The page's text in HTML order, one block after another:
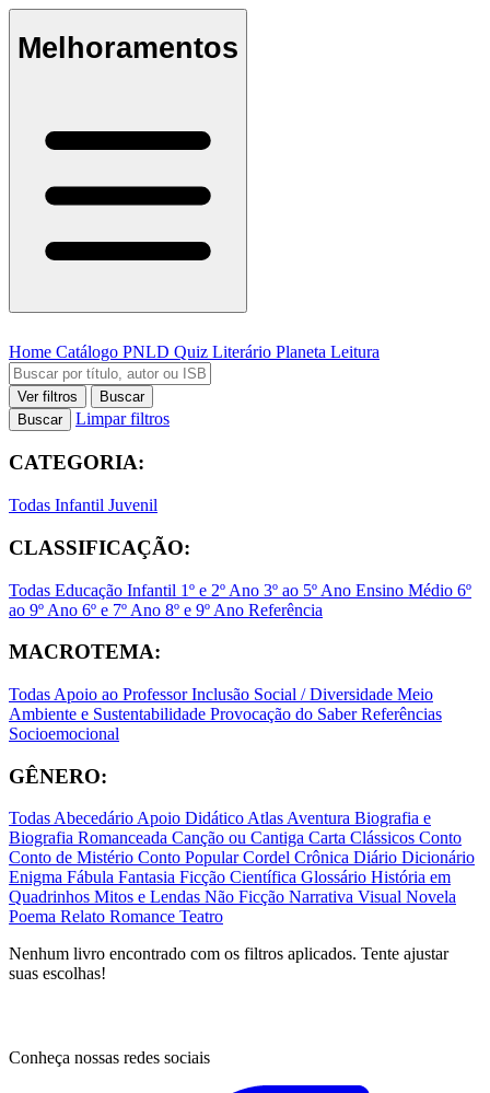
Melhoramentos
Home Catálogo PNLD Quiz Literário Planeta Leitura
Ver filtros
Buscar
Buscar
Limpar filtros
CATEGORIA:
Todas Infantil Juvenil
CLASSIFICAÇÃO:
Todas Educação Infantil 1º e 2º Ano 3º ao 5º Ano Ensino Médio 6º
ao 9º Ano 6º e 7º Ano 8º e 9º Ano Referência
MACROTEMA:
Todas Apoio ao ProfessorInclusão Social / Diversidade Meio
Ambiente e Sustentabilidade Provocação do SaberReferências
Socioemocional
GÊNERO:
TodasAbecedárioApoio DidáticoAtlasAventura Biografia e
Biografia Romanceada Canção ou Cantiga Carta Clássicos Conto
Conto de Mistério Conto PopularCordel Crônica Diário Dicionário
Enigma Fábula Fantasia Ficção Científica Glossário História em
Quadrinhos Mitos e Lendas Não Ficção Narrativa Visual Novela
Poema Relato Romance Teatro
Nenhum livro encontrado com os filtros aplicados. Tente ajustar
suas escolhas!
Conheça nossas redes sociais